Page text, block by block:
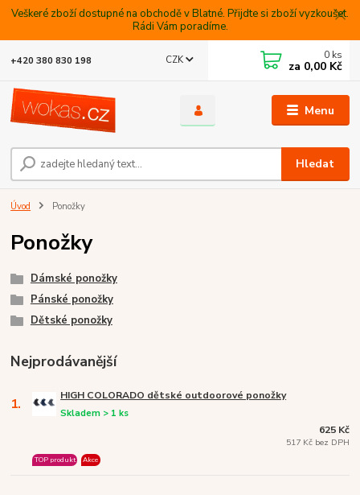
Veškeré zboží dostupné na obchodě v Blatné. Přijdte si zboží vyzkoušet.
Rádi Vám poradíme.
Menu
CZK
Hledat
+420 380 830 198 0 ks
za 0,00 Kč
Úvod Ponožky
Ponožky
Dámské ponožky
Pánské ponožky
Dětské ponožky
Nejprodávanější
1. HIGH COLORADO dětské outdoorové ponožky
Skladem > 1 ks
TOP produkt Akce
625 Kč
517 Kč bez DPH